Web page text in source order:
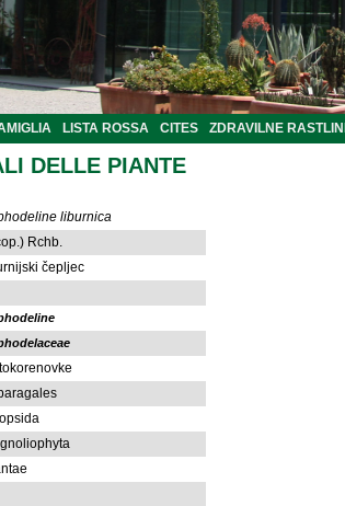
LISTA ROSSA CITES ZDRAVILNE
DELLE PIANTE
liburnica
Rchb.
čepljec